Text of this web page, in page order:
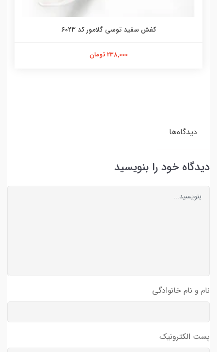
کفش سفید توسی گلامور کد 6023
238,000 تومان
دیدگاه‌ها
دیدگاه خود را بنویسید
نام و نام خانوادگی
پست الکترونیک